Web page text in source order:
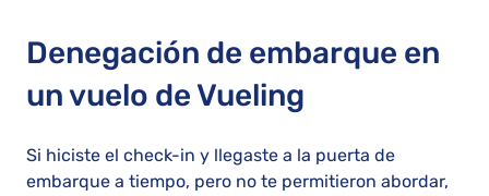
Denegación de embarque en
un vuelo de Vueling
Si hiciste el check-in y llegaste a la puerta de
embarque a tiempo, pero no te permitieron abordar,